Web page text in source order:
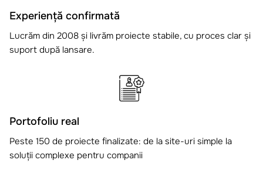
Experiență confirmată
Lucrăm din 2008 și livrăm proiecte stabile, cu proces clar și
suport după lansare.
Portofoliu real
Peste 150 de proiecte finalizate: de la site-uri simple la
soluții complexe pentru companii